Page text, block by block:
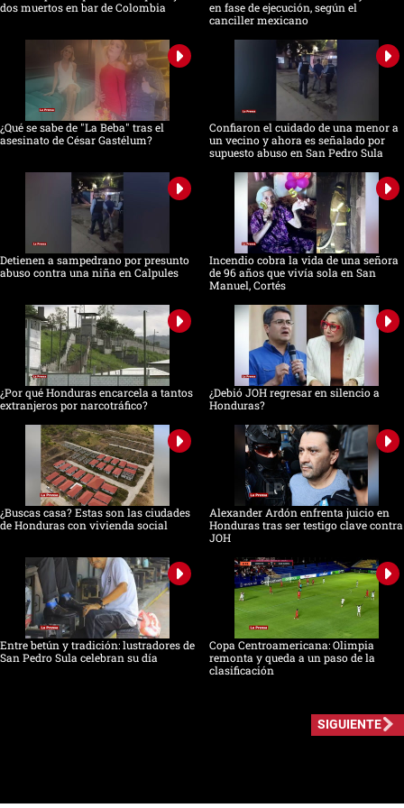
dos muertos en bar de Colombia
en fase de ejecución, según el
canciller mexicano
¿Qué se sabe de "La Beba" tras el
asesinato de César Gastélum?
Confiaron el cuidado de una menor a
un vecino y ahora es señalado por
supuesto abuso en San Pedro Sula
Detienen a sampedrano por presunto
abuso contra una niña en Calpules
Incendio cobra la vida de una señora
de 96 años que vivía sola en San
Manuel, Cortés
¿Por qué Honduras encarcela a tantos
extranjeros por narcotráfico?
¿Debió JOH regresar en silencio a
Honduras?
¿Buscas casa? Estas son las ciudades
de Honduras con vivienda social
Alexander Ardón enfrenta juicio en
Honduras tras ser testigo clave contra
JOH
Entre betún y tradición: lustradores de
San Pedro Sula celebran su día
Copa Centroamericana: Olimpia
remonta y queda a un paso de la
clasificación
SIGUIENTE